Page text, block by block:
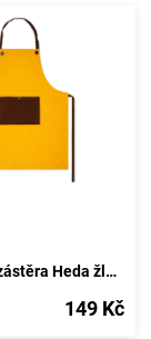
Kuchyňská zástěra Heda žlutá, 70 x 85 cm
149 Kč